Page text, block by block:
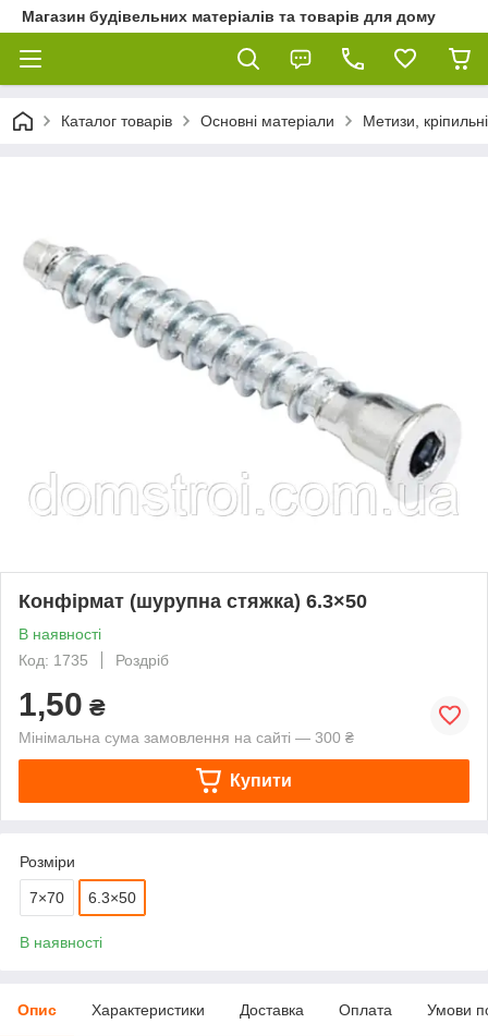
Магазин будівельних матеріалів та товарів для дому
Каталог товарів Основні матеріали Метизи,
Конфірмат (шурупна стяжка) 6.3×50
В наявності
Код: 1735
Роздріб
1,50 ₴
Мінімальна сума замовлення на сайті — 300 ₴
Купити
Розміри
7×70 6.3×50
В наявності
Опис Характеристики Доставка Оплата Умови